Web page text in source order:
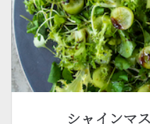
シャインマ